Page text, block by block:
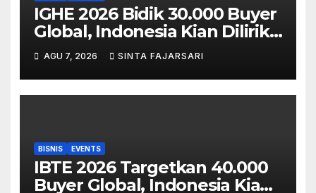
IGHE 2026 Bidik 30.000 Buyer
Global, Indonesia Kian Dilirik
sebagai Pasar Strategis
Industri Housewares ASEAN
AGU 7, 2026 SINTA FAJARSARI
BISNIS EVENTS
IBTE 2026 Targetkan 40.000
Buyer Global, Indonesia Kian